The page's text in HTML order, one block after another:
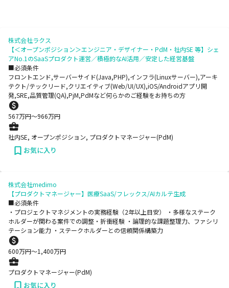
株式会社ラクス
【＜オープンポジション＞エンジニア・デザイナー・PdM・社内SE 等】シェ
アNo.1のSaaSプロダクト運営／積極的なAI活用／安定した経営基盤
■必須条件
フロントエンド,サーバーサイド(Java,PHP),インフラ(Linuxサーバー),アーキ
テクト/テックリード,クリエイティブ(Web/UI/UX),iOS/Androidアプリ開
発,SRE,品質管理(QA),PjM,PdMなど何らかのご経験をお持ちの方
567万円〜966万円
社内SE, オープンポジション, プロダクトマネージャー(PdM)
お気に入り
株式会社medimo
【プロダクトマネージャー】医療SaaS/フレックス/AIカルテ生成
■必須条件
・プロジェクトマネジメントの実務経験（2年以上目安） ・多様なステーク
ホルダーが関わる案件での調整・折衝経験 ・論理的な課題整理力、ファシリ
テーション能力 ・ステークホルダーとの信頼関係構築力
600万円〜1,400万円
プロダクトマネージャー(PdM)
お気に入り